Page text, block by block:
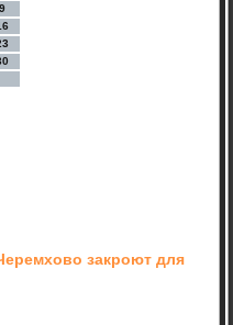
9
закроют для